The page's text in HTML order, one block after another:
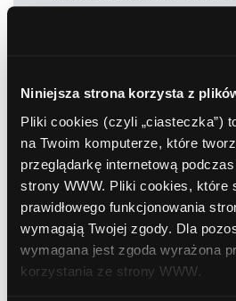
Niniejsza strona korzysta z
Pliki cookies (czyli „ciasteczka”)
na Twoim komputerze, które
przeglądarkę internetową
strony WWW. Pliki cookies, które
prawidłowego funkcjonowania
wymagają Twojej zgody. Dla
wymagana jest zgoda wyrażona
korzystania ze strony WWW.
Bank Polska Kasa Opieki
Radom, Struga 26-28
Euronet, Radom, Al.
(Centrum Handlowe "M1")